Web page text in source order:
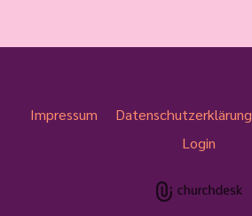
Impressum Datenschutzerklärung
Login